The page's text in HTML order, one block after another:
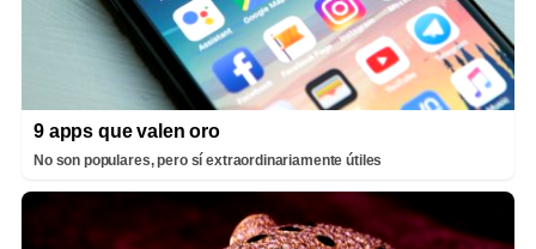
9 apps que valen oro
No son populares, pero sí extraordinariamente útiles